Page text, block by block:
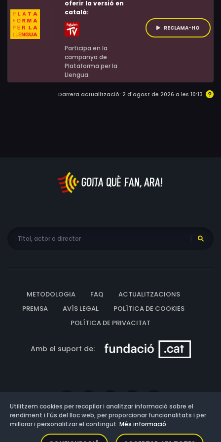
oferir la versió en
català:
Participa en la
campanya de
Plataforma per la
Llengua.
RECLAMA-HO
Darrera actualització: 2 d'agost de 2026 a les 10:13
METODOLOGIA FAQ
ACTUALITZACIONS
PREMSA
AVÍS LEGAL
POLÍTICA DE COOKIES
POLÍTICA DE PRIVACITAT
Amb el suport de:
Versió: 3.13.0.202607011342
Utilitzem cookies per recopilar i analitzar informació sobre el
rendiment i l’ús del lloc web, per proporcionar funcionalitats i per
millorar i personalitzar el contingut. Més informació